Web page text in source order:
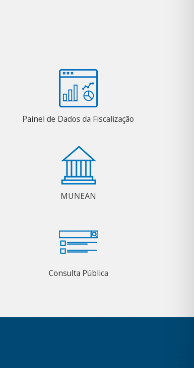
Painel de Dados da Fiscalização
MUNEAN
Consulta Pública